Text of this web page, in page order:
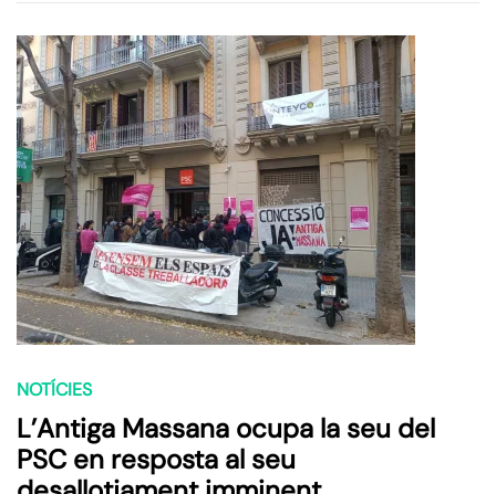
NOTÍCIES
L’Antiga Massana ocupa la seu del
PSC en resposta al seu